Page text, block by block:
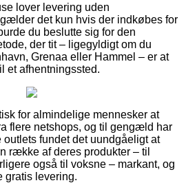
lover levering uden
det kun hvis der indkøbes for
du beslutte sig for den
der tit – ligegyldigt om du
Grenaa eller Hammel – er at
et afhentningssted.
for almindelige mennesker at
flere netshops, og til gengæld har
fundet det uundgåeligt at
række af deres produkter – til
også til voksne – markant, og
gratis levering.